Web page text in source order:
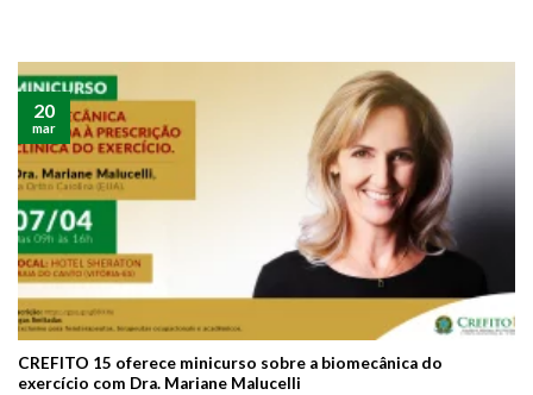
CREFITO 15 oferece minicurso sobre a biomecânica do
exercício com Dra. Mariane Malucelli
20
mar